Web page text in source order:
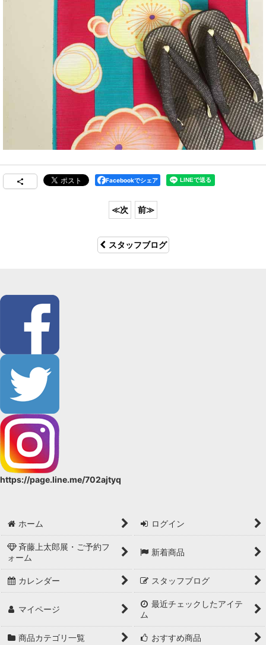
Facebookでシェア
スタッフブログ
https://page.line.me/702ajtyq
ホーム ログイン
斉藤上太郎展・ご予約フ
ォーム
新着商品
カレンダー スタッフブログ
マイページ
最近チェックしたアイテ
ム
商品カテゴリ一覧 おすすめ商品